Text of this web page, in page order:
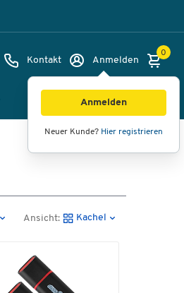
Kontakt Anmelden
Anmelden
Neuer Kunde? Hier registrieren
0
Ansicht: Kachel